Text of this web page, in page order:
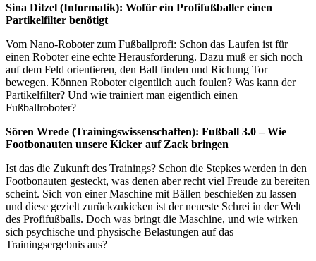
Sina Ditzel (Informatik): Wofür ein Profifußballer einen
Partikelfilter benötigt
Vom Nano-Roboter zum Fußballprofi: Schon das Laufen ist für
einen Roboter eine echte Herausforderung. Dazu muß er sich noch
auf dem Feld orientieren, den Ball finden und Richung Tor
bewegen. Können Roboter eigentlich auch foulen? Was kann der
Partikelfilter? Und wie trainiert man eigentlich einen
Fußballroboter?
Sören Wrede (Trainingswissenschaften): Fußball 3.0 – Wie
Footbonauten unsere Kicker auf Zack bringen
Ist das die Zukunft des Trainings? Schon die Stepkes werden in den
Footbonauten gesteckt, was denen aber recht viel Freude zu bereiten
scheint. Sich von einer Maschine mit Bällen beschießen zu lassen
und diese gezielt zurückzukicken ist der neueste Schrei in der Welt
des Profifußballs. Doch was bringt die Maschine, und wie wirken
sich psychische und physische Belastungen auf das
Trainingsergebnis aus?